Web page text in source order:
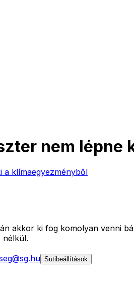
nem lépne
a klímaegyezményből
akkor ki fog komolyan venni
nélkül.
Sütibeállítások